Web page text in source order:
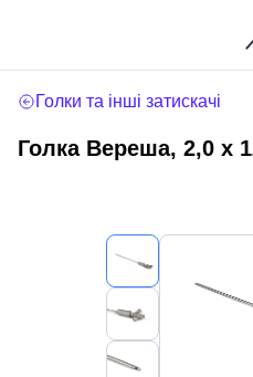
Голки та інші затискачі
Голка Вереша, 2,0 х